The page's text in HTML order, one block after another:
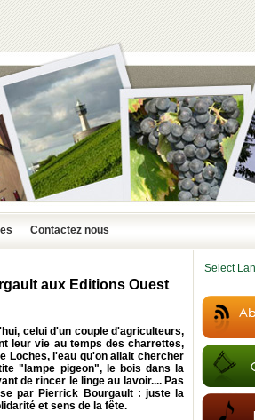
Contactez nous
aux Editions Ouest
celui d'un couple d'agriculteurs,
leur vie au temps des charrettes,
Loches, l'eau qu'on allait chercher
"lampe pigeon", le bois dans la
de rincer le linge au lavoir.... Pas
par Pierrick Bourgault : juste la
et sens de la fête.
Select